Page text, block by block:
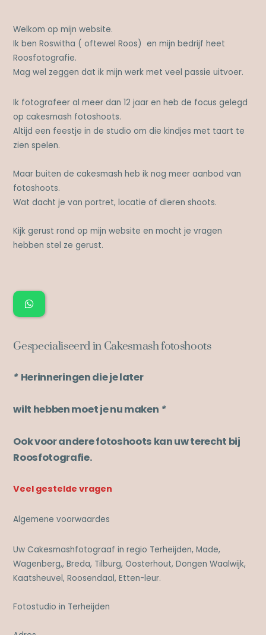
Welkom op mijn website.
Ik ben Roswitha ( oftewel Roos) en mijn bedrijf heet
Roosfotografie.
Mag wel zeggen dat ik mijn werk met veel passie uitvoer.
Ik fotografeer al meer dan 12 jaar en heb de focus gelegd
op cakesmash fotoshoots.
Altijd een feestje in de studio om die kindjes met taart te
zien spelen.
Maar buiten de cakesmash heb ik nog meer aanbod van
fotoshoots.
Wat dacht je van portret, locatie of dieren shoots.
Kijk gerust rond op mijn website en mocht je vragen
hebben stel ze gerust.
Gespecialiseerd in Cakesmash fotoshoots
* Herinneringen die je later
wilt hebben moet je nu maken *
Ook voor andere fotoshoots kan uw terecht bij
Roosfotografie.
Veel gestelde vragen
Algemene voorwaardes
Uw Cakesmashfotograaf in regio Terheijden, Made,
Wagenberg,, Breda, Tilburg, Oosterhout, Dongen Waalwijk,
Kaatsheuvel, Roosendaal, Etten-leur.
Fotostudio in Terheijden